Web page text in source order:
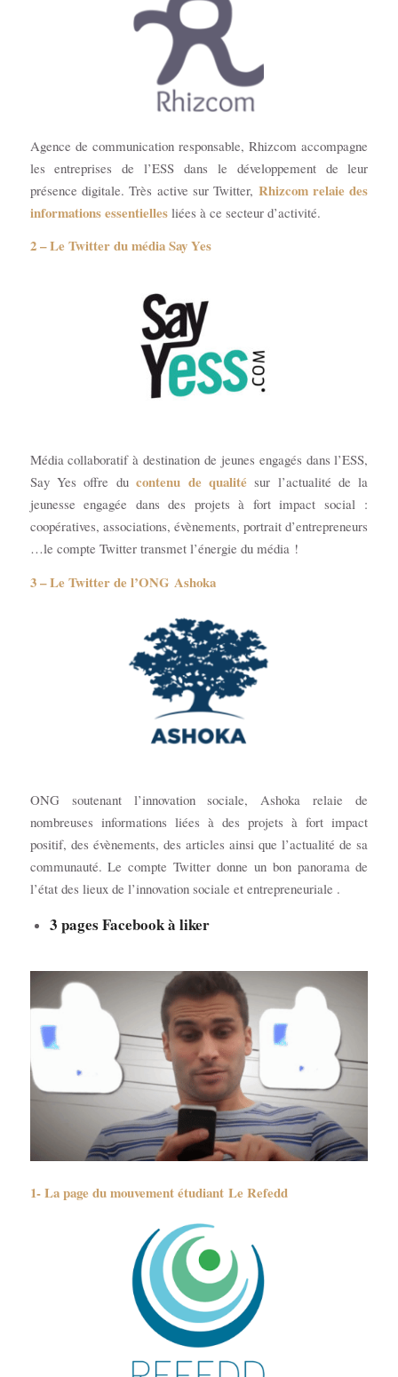
Agence de communication responsable, Rhizcom accompagne
les entreprises de l’ESS dans le développement de leur
présence digitale. Très active sur Twitter, Rhizcom relaie des
informations essentiellesliées à ce secteur d’activité.
2 – Le Twitter du médiaSay Yes
Média collaboratif à destination de jeunes engagés dans l’ESS,
Say Yes offre ducontenu de qualité sur l’actualité de la
jeunesse engagée dans des projets à fort impact social :
coopératives, associations, évènements, portrait d’entrepreneurs
…le compte Twitter transmet l’énergie du média !
3 – Le Twitter de l’ONG Ashoka
ONG soutenant l’innovation sociale, Ashoka relaie de
nombreuses informations liées à des projets à fort impact
positif, des évènements, des articles ainsi que l’actualité de sa
communauté. Le compte Twitter donne un bon panorama de
l’état des lieux de l’innovation sociale et entrepreneuriale .
3 pages Facebook à liker
1- La page du mouvement étudiant Le Refedd